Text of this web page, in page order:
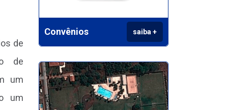
de
de
um
um
Convênios saiba +